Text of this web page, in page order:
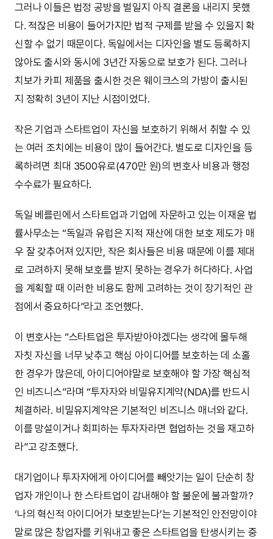
그러나 이들은 법정 공방을 벌일지 아직 결론을 내리지 못했
다. 적잖은 비용이 들어가지만 법적 구제를 받을 수 있을지 확
신할 수 없기 때문이다. 독일에서는 디자인을 별도 등록하지
않아도 출시와 동시에 3년간 자동으로 보호가 된다. 그러나
치보가 카피 제품을 출시한 것은 웨이크스의 가방이 출시된
지 정확히 3년이 지난 시점이었다.
작은 기업과 스타트업이 자신을 보호하기 위해서 취할 수 있
는 여러 조치에는 비용이 많이 들어간다. 별도로 디자인을 등
록하려면 최대 3500유로(470만 원)의 변호사 비용과 행정
수수료가 필요하다.
독일 베를린에서 스타트업과 기업에 자문하고 있는 이재윤 법
률사무소는 “독일과 유럽은 지적 재산에 대한 보호 제도가 매
우 잘 갖추어져 있지만, 작은 회사들은 비용 때문에 이를 제대
로 고려하지 못해 보호를 받지 못하는 경우가 허다하다. 사업
을 계획할 때 이러한 비용도 함께 고려하는 것이 장기적인 관
점에서 중요하다”라고 조언했다.
이 변호사는 “스타트업은 투자받아야겠다는 생각에 몰두해
자칫 자신을 너무 낮추고 핵심 아이디어를 보호하는 데 소홀
한 경우가 많은데, 아이디어야말로 보호해야 할 가장 핵심적
인 비즈니스”라며 “투자자와 비밀유지계약(NDA)를 반드시
체결하라. 비밀유지계약은 기본적인 비즈니스 매너와 같다.
이를 망설이거나 회피하는 투자자라면 협업하는 것을 재고하
라”고 강조했다.
대기업이나 투자자에게 아이디어를 빼앗기는 일이 단순히 창
업자 개인이나 한 스타트업이 감내해야 할 불운에 불과할까?
‘나의 혁신적 아이디어가 보호받는다’는 기본적인 안전망이야
말로 많은 창업자를 키워내고 좋은 스타트업을 탄생시키는 중